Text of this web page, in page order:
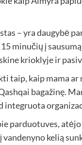
– yra daugybė
minučių į
krioklyje ir
taip, kaip mama
bagažinę.
integruota
parduotuves,
kelią